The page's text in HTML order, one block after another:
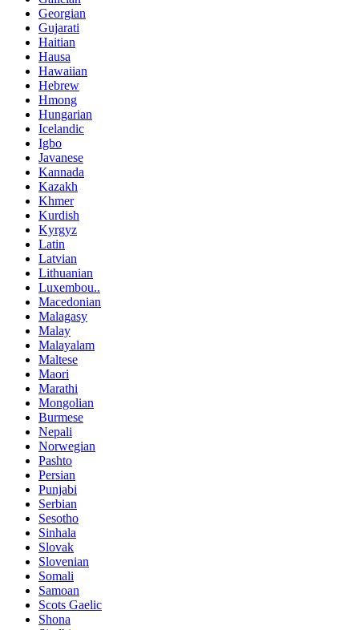
Georgian
Gujarati
Haitian
Hausa
Hawaiian
Hebrew
Hmong
Hungarian
Icelandic
Igbo
Javanese
Kannada
Kazakh
Khmer
Kurdish
Kyrgyz
Latin
Latvian
Lithuanian
Luxembou..
Macedonian
Malagasy
Malay
Malayalam
Maltese
Maori
Marathi
Mongolian
Burmese
Nepali
Norwegian
Pashto
Persian
Punjabi
Serbian
Sesotho
Sinhala
Slovak
Slovenian
Somali
Samoan
Scots Gaelic
Shona